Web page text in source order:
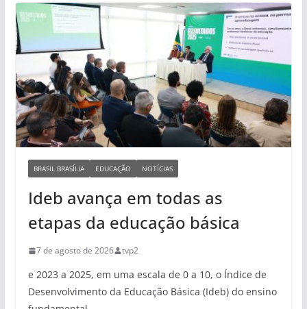
BRASIL BRASÍLIA EDUCAÇÃO NOTÍCIAS
Ideb avança em todas as
etapas da educação básica
7 de agosto de 2026 tvp2
e 2023 a 2025, em uma escala de 0 a 10, o Índice de
Desenvolvimento da Educação Básica (Ideb) do ensino